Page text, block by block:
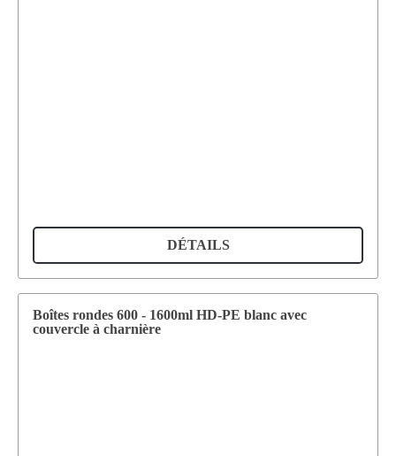
DÉTAILS
Boîtes rondes 600 - 1600ml HD-PE blanc avec
couvercle à charnière